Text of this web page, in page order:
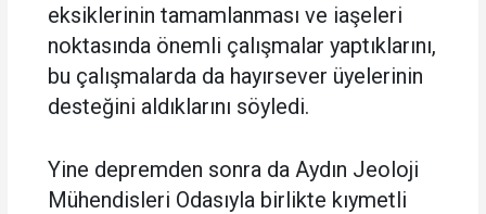
eksiklerinin tamamlanması ve iaşeleri
noktasında önemli çalışmalar yaptıklarını,
bu çalışmalarda da hayırsever üyelerinin
desteğini aldıklarını söyledi.
Yine depremden sonra da Aydın Jeoloji
Mühendisleri Odasıyla birlikte kıymetli